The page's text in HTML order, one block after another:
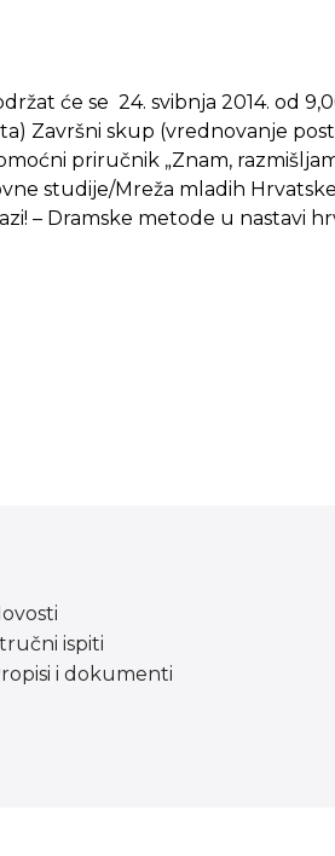
će se 24. svibnja 2014. od
Završni skup (vrednovanje
priručnik „Znam,
studije/Mreža mladih
– Dramske metode u nastavi
ispiti
i dokumenti